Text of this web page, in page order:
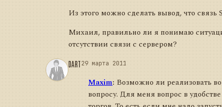
Из этого можно сделать вывод, что
Михаил, правильно ли я понимаю
отсутствии связи с сервером?
DART29 марта 2011
Maxim: Возможно ли реализовать
вопросу. Для меня вопрос в